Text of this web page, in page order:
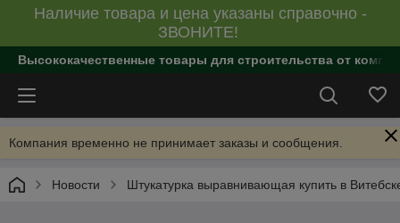
Наличие товара и цена указаны справочно -
ЗВОНИТЕ!
Высококачественные товары для строительства от
Компания временно не принимает заказы и сообщения.
Новости Штукатурка выравнивающая купить в